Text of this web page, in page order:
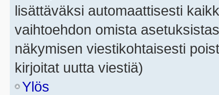
lisättäväksi automaattisesti
vaihtoehdon omista
näkymisen viestikohtaisesti
kirjoitat uutta viestiä)
Ylös